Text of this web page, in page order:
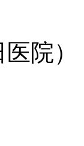
院）